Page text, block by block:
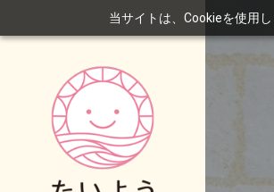
当サイトは、Cookieを使用